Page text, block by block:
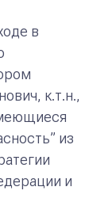
в
к.т.н.,
из
и